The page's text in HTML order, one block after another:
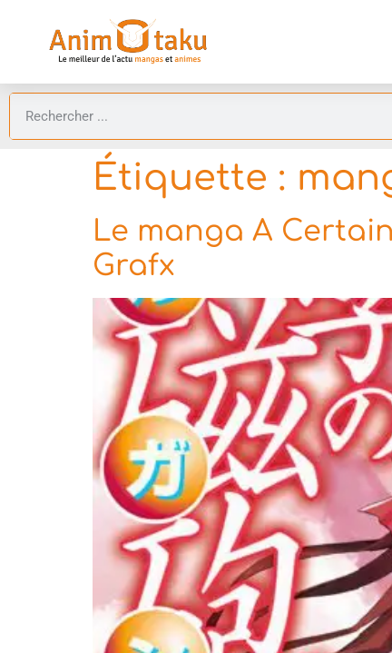
Étiquette :
Le manga A
Grafx